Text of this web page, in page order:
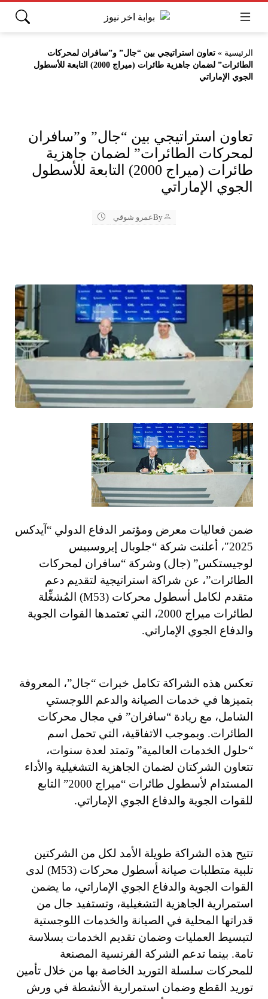
الرئيسية » تعاون استراتيجي بين “جال” و”سافران لمحركات
الطائرات” لضمان جاهزية طائرات (ميراج 2000) التابعة للأسطول
الجوي الإماراتي
تعاون استراتيجي بين “جال” و”سافران
لمحركات الطائرات” لضمان جاهزية
طائرات (ميراج 2000) التابعة للأسطول
الجوي الإماراتي
Byعمرو شوقي
ضمن فعاليات معرض ومؤتمر الدفاع الدولي “آيدكس
2025″، أعلنت شركة “جلوبال إيروسبيس
لوجيستكس” (جال) وشركة “سافران لمحركات
الطائرات”، عن شراكة استراتيجية لتقديم دعم
متقدم لكامل أسطول محركات (M53) المُشغِّلة
لطائرات ميراج 2000، التي تعتمدها القوات الجوية
والدفاع الجوي الإماراتي.
تعكس هذه الشراكة تكامل خبرات “جال”، المعروفة
بتميزها في خدمات الصيانة والدعم اللوجستي
الشامل، مع ريادة “سافران” في مجال محركات
الطائرات. وبموجب الاتفاقية، التي تحمل اسم
“حلول الخدمات العالمية” وتمتد لعدة سنوات،
تتعاون الشركتان لضمان الجاهزية التشغيلية والأداء
المستدام لأسطول طائرات “ميراج 2000” التابع
للقوات الجوية والدفاع الجوي الإماراتي.
تتيح هذه الشراكة طويلة الأمد لكل من الشركتين
تلبية متطلبات صيانة أسطول محركات (M53) لدى
القوات الجوية والدفاع الجوي الإماراتي، ما يضمن
استمرارية الجاهزية التشغيلية، وتستفيد جال من
قدراتها المحلية في الصيانة والخدمات اللوجستية
لتبسيط العمليات وضمان تقديم الخدمات بسلاسة
تامة. بينما تدعم الشركة الفرنسية المصنعة
للمحركات سلسلة التوريد الخاصة بها من خلال تأمين
توريد القطع وضمان استمرارية الأنشطة في ورش